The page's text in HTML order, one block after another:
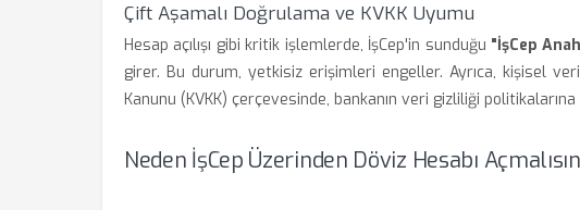
Çift Aşamalı Doğrulama ve KVKK Uyumu
Hesap açılışı gibi kritik işlemlerde, İşCep'in sunduğu "İşCep
girer. Bu durum, yetkisiz erişimleri engeller. Ayrıca, kişisel
Kanunu (KVKK) çerçevesinde, bankanın veri gizliliği
Neden İşCep Üzerinden Döviz Hesabı